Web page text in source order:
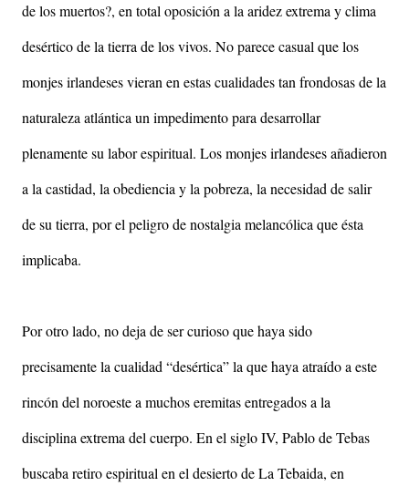
de los muertos?, en total oposición a la aridez extrema y clima
desértico de la tierra de los vivos. No parece casual que los
monjes irlandeses vieran en estas cualidades tan frondosas de la
naturaleza atlántica un impedimento para desarrollar
plenamente su labor espiritual. Los monjes irlandeses añadieron
a la castidad, la obediencia y la pobreza, la necesidad de salir
de su tierra, por el peligro de nostalgia melancólica que ésta
implicaba.
Por otro lado, no deja de ser curioso que haya sido
precisamente la cualidad “desértica” la que haya atraído a este
rincón del noroeste a muchos eremitas entregados a la
disciplina extrema del cuerpo. En el siglo IV, Pablo de Tebas
buscaba retiro espiritual en el desierto de La Tebaida, en